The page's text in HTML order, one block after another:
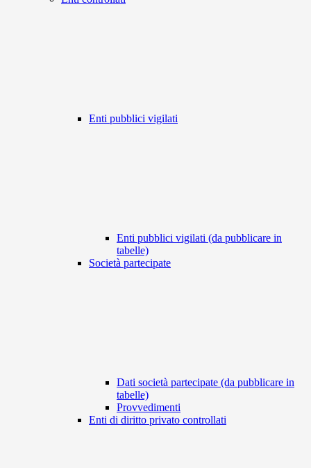
Enti pubblici vigilati
Enti pubblici vigilati (da pubblicare in
tabelle)
Società partecipate
Dati società partecipate (da pubblicare in
tabelle)
Provvedimenti
Enti di diritto privato controllati